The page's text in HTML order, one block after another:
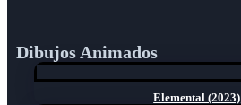
Dibujos Animados
Elemental (2023)